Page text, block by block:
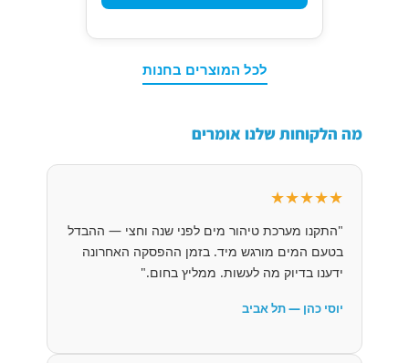
לכל המוצרים בחנות
מה הלקוחות שלנו אומרים
★★★★★
"התקנו מערכת טיהור מים לפני שנה וחצי — ההבדל
בטעם המים מורגש מיד. בזמן ההפסקה האחרונה
ידענו בדיוק מה לעשות. ממליץ בחום."
יוסי כהן — תל אביב